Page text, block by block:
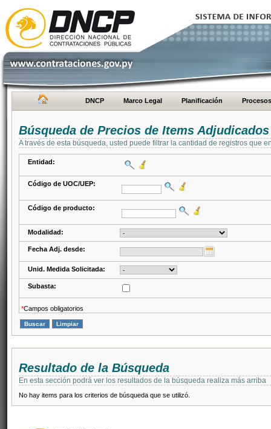
DNCP Marco Legal Planificación Procesos
Búsqueda de Precios de Items Adjudicados
A través de esta búsqueda, usted puede filtrar la cantidad de registros que
Entidad:
Código de UOC/UEP:
Código de producto:
Modalidad:
Fecha Adj. desde:
Unid. Medida Solicitada:
Subasta:
*Campos obligatorios
Resultado de la Búsqueda
En esta sección podrá ver los resultados de la búsqueda realiza más arriba
No hay items para los criterios de búsqueda que se utilizó.